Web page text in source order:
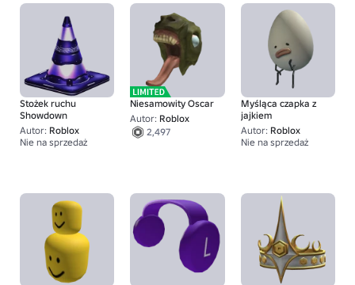
Stożek ruchu
Showdown
Autor: Roblox
Nie na sprzedaż
Niesamowity Oscar
Autor: Roblox
2,497
Myśląca czapka z
jajkiem
Autor: Roblox
Nie na sprzedaż